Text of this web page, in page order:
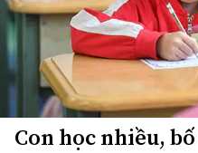
Con học nhiều,